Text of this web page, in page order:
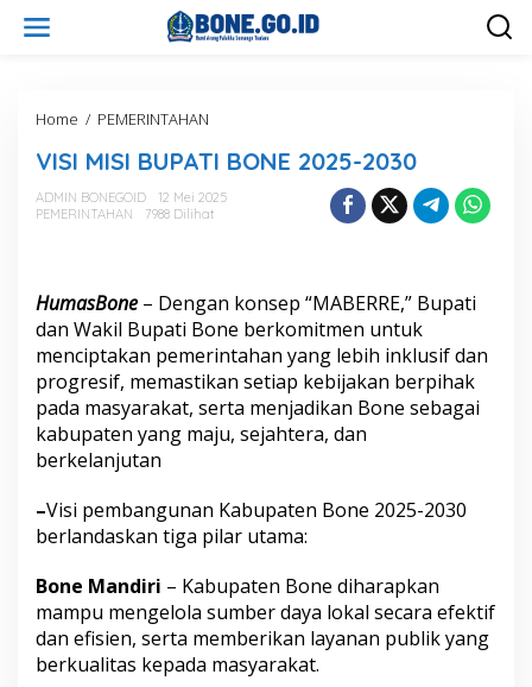
Home / PEMERINTAHAN
S
M
I
U
P
A
T
B
O
2
0
2
-
2
0
0
VISI MISI BUPATI BONE 2025-2030
ADMIN BONEGOID
12 Mei 2025
PEMERINTAHAN
7988 Dilihat
HumasBone – Dengan konsep “MABERRE,” Bupati
dan Wakil Bupati Bone berkomitmen untuk
menciptakan pemerintahan yang lebih inklusif dan
progresif, memastikan setiap kebijakan berpihak
pada masyarakat, serta menjadikan Bone sebagai
kabupaten yang maju, sejahtera, dan
berkelanjutan
–Visi pembangunan Kabupaten Bone 2025-2030
berlandaskan tiga pilar utama:
Bone Mandiri – Kabupaten Bone diharapkan
mampu mengelola sumber daya lokal secara efektif
dan efisien, serta memberikan layanan publik yang
berkualitas kepada masyarakat.